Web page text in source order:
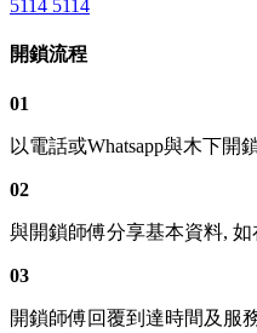
5114 5114
開鎖流程
01
以電話或Whatsapp與木下開
02
與開鎖師傅分享基本資料,
03
開鎖師傅回覆到達時間及服